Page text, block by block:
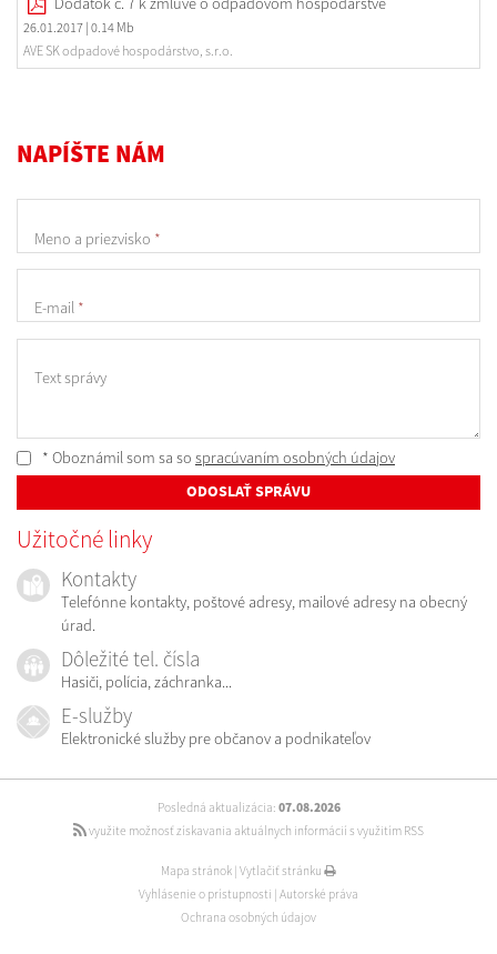
26.01.2017 | 0.14 Mb
AVE SK odpadové hospodárstvo, s.r.o.
NAPÍŠTE NÁM
Meno a priezvisko *
E-mail *
Text správy
* Oboznámil som sa so spracúvaním osobných údajov
ODOSLAŤ SPRÁVU
Užitočné linky
Kontakty
Telefónne kontakty, poštové adresy, mailové adresy na obecný
úrad.
Dôležité tel. čísla
Hasiči, polícia, záchranka...
E-služby
Elektronické služby pre občanov a podnikateľov
Posledná aktualizácia: 07.08.2026
využite možnosť získavania aktuálnych informácií s využitím RSS
Mapa stránok | Vytlačiť stránku
Vyhlásenie o prístupnosti | Autorské práva
Ochrana osobných údajov